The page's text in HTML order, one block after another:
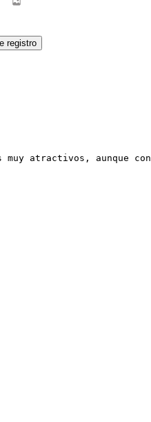
registro
atractivos, aunque